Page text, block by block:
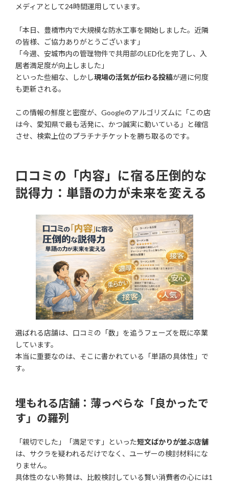
メディアとして24時間運用しています。
「本日、豊橋市内で大規模な防水工事を開始しました。近隣
の皆様、ご協力ありがとうございます」
「今週、安城市内の管理物件で共用部のLED化を完了し、入
居者満足度が向上しました」
といった些細な、しかし現場の活気が伝わる投稿が週に何度
も更新される。
この情報の鮮度と密度が、Googleのアルゴリズムに「この店
は今、愛知県で最も活発に、かつ誠実に動いている」と確信
させ、検索上位のプラチナチケットを勝ち取るのです。
口コミの「内容」に宿る圧倒的な
説得力：単語の力が未来を変える
選ばれる店舗は、口コミの「数」を追うフェーズを既に卒業
しています。
本当に重要なのは、そこに書かれている「単語の具体性」で
す。
埋もれる店舗：薄っぺらな「良かったで
す」の羅列
「親切でした」「満足です」といった短文ばかりが並ぶ店舗
は、サクラを疑われるだけでなく、ユーザーの検討材料にな
りません。
具体性のない称賛は、比較検討している賢い消費者の心には1